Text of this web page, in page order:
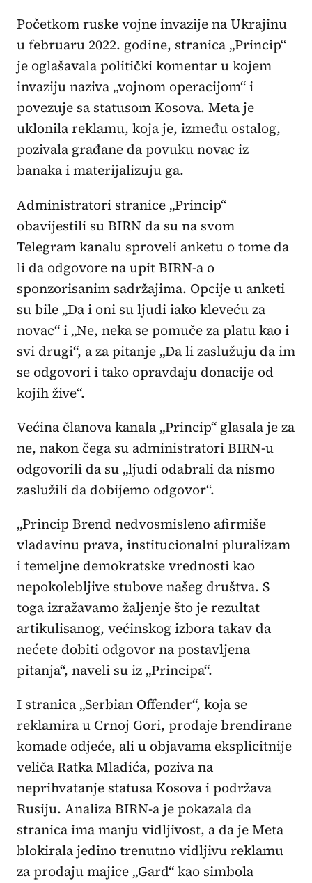
Početkom ruske vojne invazije na Ukrajinu
u februaru 2022. godine, stranica „Princip“
je oglašavala politički komentar u kojem
invaziju naziva „vojnom operacijom“ i
povezuje sa statusom Kosova. Meta je
uklonila reklamu, koja je, između ostalog,
pozivala građane da povuku novac iz
banaka i materijalizuju ga.
Administratori stranice „Princip“
obavijestili su BIRN da su na svom
Telegram kanalu sproveli anketu o tome da
li da odgovore na upit BIRN-a o
sponzorisanim sadržajima. Opcije u anketi
su bile „Da i oni su ljudi iako kleveću za
novac“ i „Ne, neka se pomuče za platu kao i
svi drugi“, a za pitanje „Da li zaslužuju da im
se odgovori i tako opravdaju donacije od
kojih žive“.
Većina članova kanala „Princip“ glasala je za
ne, nakon čega su administratori BIRN-u
odgovorili da su „ljudi odabrali da nismo
zaslužili da dobijemo odgovor“.
„Princip Brend nedvosmisleno afirmiše
vladavinu prava, institucionalni pluralizam
i temeljne demokratske vrednosti kao
nepokolebljive stubove našeg društva. S
toga izražavamo žaljenje što je rezultat
artikulisanog, većinskog izbora takav da
nećete dobiti odgovor na postavljena
pitanja“, naveli su iz „Principa“.
I stranica „Serbian Offender“, koja se
reklamira u Crnoj Gori, prodaje brendirane
komade odjeće, ali u objavama eksplicitnije
veliča Ratka Mladića, poziva na
neprihvatanje statusa Kosova i podržava
Rusiju. Analiza BIRN-a je pokazala da
stranica ima manju vidljivost, a da je Meta
blokirala jedino trenutno vidljivu reklamu
za prodaju majice „Gard“ kao simbola